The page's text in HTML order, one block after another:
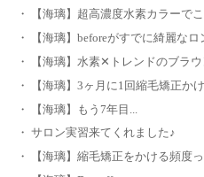
【海璃】超高濃度水素カラーで
【海璃】beforeがすでに綺麗なロ
【海璃】水素‪✕‬トレンドのブラ
【海璃】3ヶ月に1回縮毛矯正か
【海璃】もう7年目...
サロン実習来てくれました♪
【海璃】縮毛矯正をかける頻度